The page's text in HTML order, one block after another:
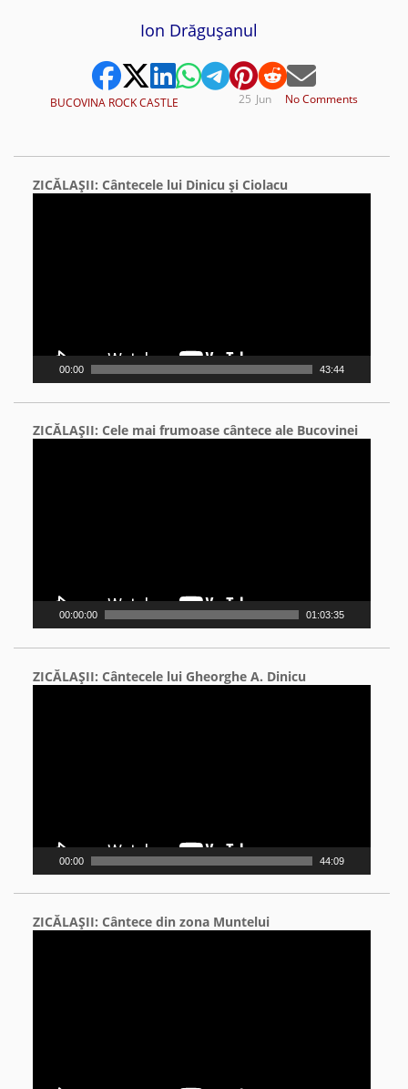
Ion Drăguşanul
BUCOVINA ROCK CASTLE No Comments
Jun
25
ZICĂLAŞII: Cântecele lui Dinicu şi Ciolacu
00:00 43:44
ZICĂLAŞII: Cele mai frumoase cântece ale Bucovinei
00:00:00 01:03:35
ZICĂLAŞII: Cântecele lui Gheorghe A. Dinicu
00:00 44:09
ZICĂLAŞII: Cântece din zona Muntelui